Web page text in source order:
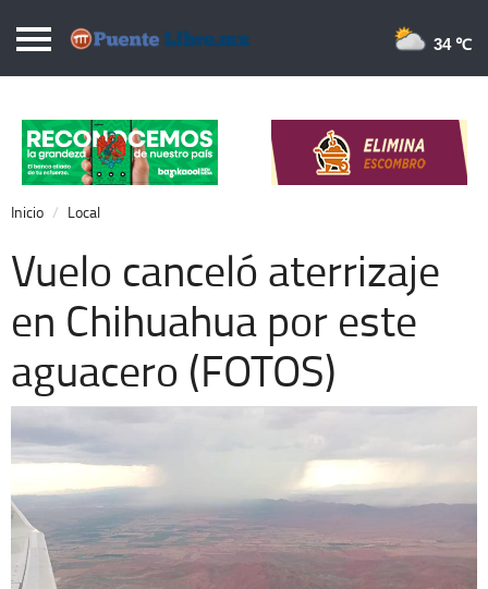
Puentelibre.mx
Local
Nacional
Opinión
Cronos
Economía
Deportes
Extra +
34 ℃
Inicio Local
Vuelo canceló aterrizaje
en Chihuahua por este
aguacero (FOTOS)